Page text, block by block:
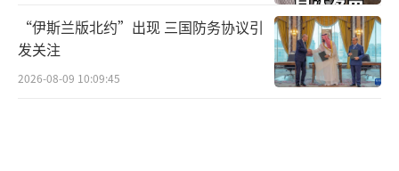
泉进次郎在视察琉球群岛一处自卫队基地时表
示，将如期在该基地部署中程防空导弹。资料
显示，该基地所在的与那国岛距离中国台湾岛
“伊斯兰版北约”出现 三国防务协议引
发关注
2026-08-09 10:09:45